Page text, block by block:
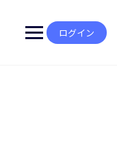
ログイン